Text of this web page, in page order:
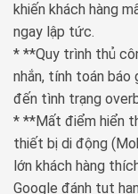
khiến khách hàng
ngay lập tức.
* **Quy trình thủ
nhắn, tính toán báo
đến tình trạng
* **Mất điểm hiển
thiết bị di động
lớn khách hàng
Google đánh tụt